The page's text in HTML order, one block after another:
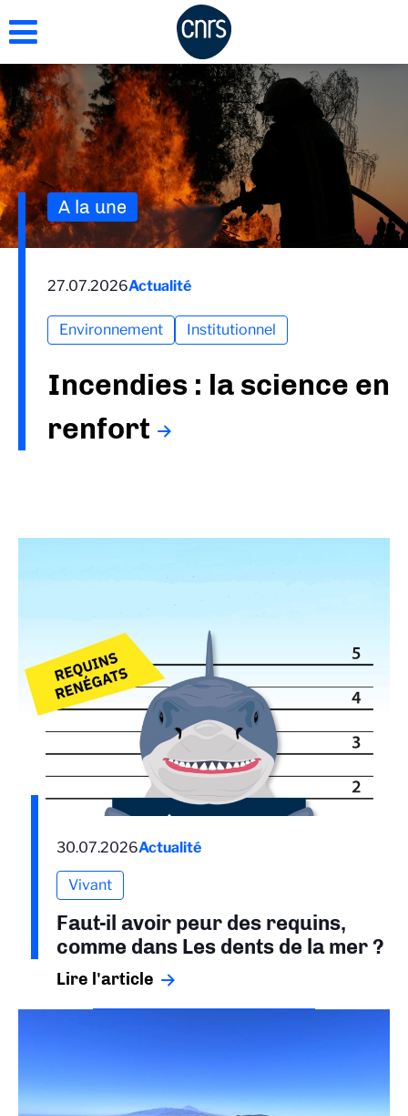
au
principal
A la une
27.07.2026Actualité
Environnement Institutionnel
Incendies : la science en
renfort
30.07.2026Actualité
Vivant
Faut-il avoir peur des requins,
comme dans Les dents de la mer ?
Lire l'article